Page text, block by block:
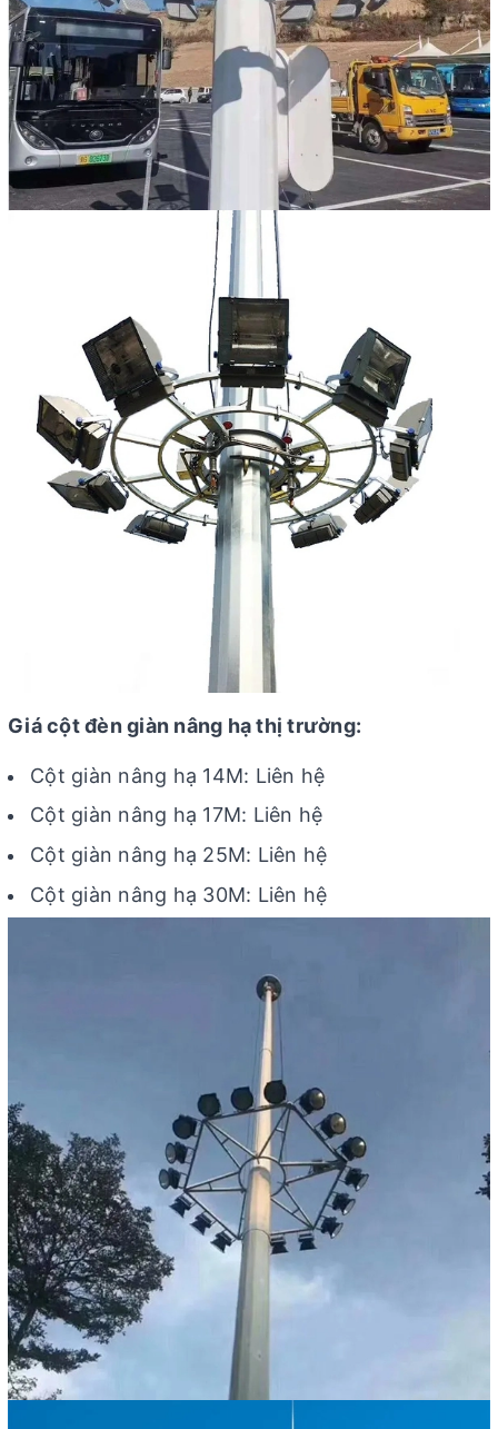
Giá cột đèn giàn nâng hạ thị trường:
Cột giàn nâng hạ 14M: Liên hệ
Cột giàn nâng hạ 17M: Liên hệ
Cột giàn nâng hạ 25M: Liên hệ
Cột giàn nâng hạ 30M: Liên hệ